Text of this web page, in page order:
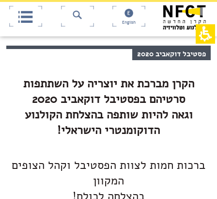
תחילתו
אינטרנט,
לחץ
אנטר
ראש
באפשרותך
ללחוץ
אנטר
כדי
לדלג
English
תוכן
מרכזי,
אנטר
פסטיבל דוקאביב 2020
הקרן מברכת את יוצריה על השתתפות
סרטיהם בפסטיבל דוקאביב 2020
וגאה להיות שותפה בהצלחת הקולנוע
הדוקומנטרי הישראלי!
ברכות חמות לצוות הפסטיבל וקהל הצופים
המקוון